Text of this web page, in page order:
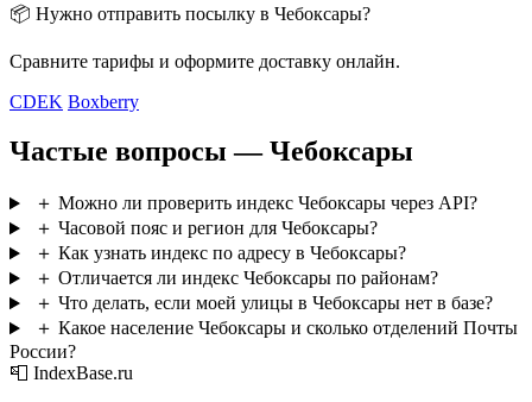
📦 Нужно отправить посылку в Чебоксары?
Сравните тарифы и оформите доставку онлайн.
CDEK Boxberry
Частые вопросы — Чебоксары
＋ Можно ли проверить индекс Чебоксары через API?
＋ Часовой пояс и регион для Чебоксары?
＋ Как узнать индекс по адресу в Чебоксары?
＋ Отличается ли индекс Чебоксары по районам?
＋ Что делать, если моей улицы в Чебоксары нет в базе?
＋ Какое население Чебоксары и сколько отделений Почты
России?
📮 IndexBase.ru